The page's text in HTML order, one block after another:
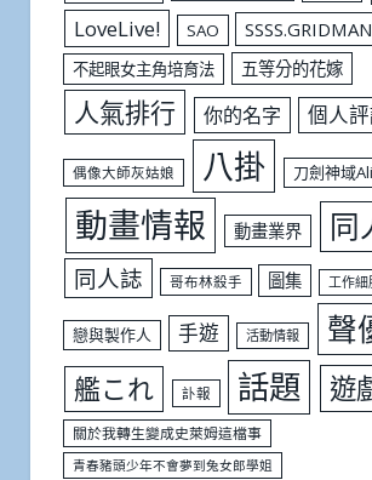
LoveLive! SAO SSSS.GRIDMAN
不起眼女主角培育法 五等分的花嫁
人氣排行 你的名字 個人
偶像大師灰姑娘 八掛 刀劍神域
動畫情報 動畫業界 同
同人誌 哥布林殺手 圖集 工作細
戀與製作人 手遊 活動情報 聲
艦これ 訃報 話題 遊
關於我轉生變成史萊姆這檔事
青春豬頭少年不會夢到兔女郎學姐